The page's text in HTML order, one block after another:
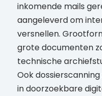
inkomende mails
aangeleverd om
versnellen.
grote documenten
technische
Ook
in doorzoekbare